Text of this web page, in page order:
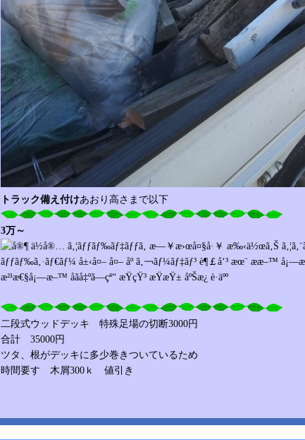
トラック備え付けあおり高さまで以下
3万～
二段式ウッドデッキ 特殊足場の切断3000円
合計 35000円
ツタ、根がデッキに多少巻きついているため
時間要す 木屑300ｋ 値引き